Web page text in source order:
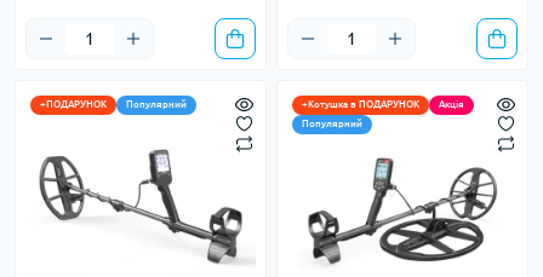
+ПОДАРУНОК Популярний +Котушка в ПОДАРУНОК
Акція
Популярний